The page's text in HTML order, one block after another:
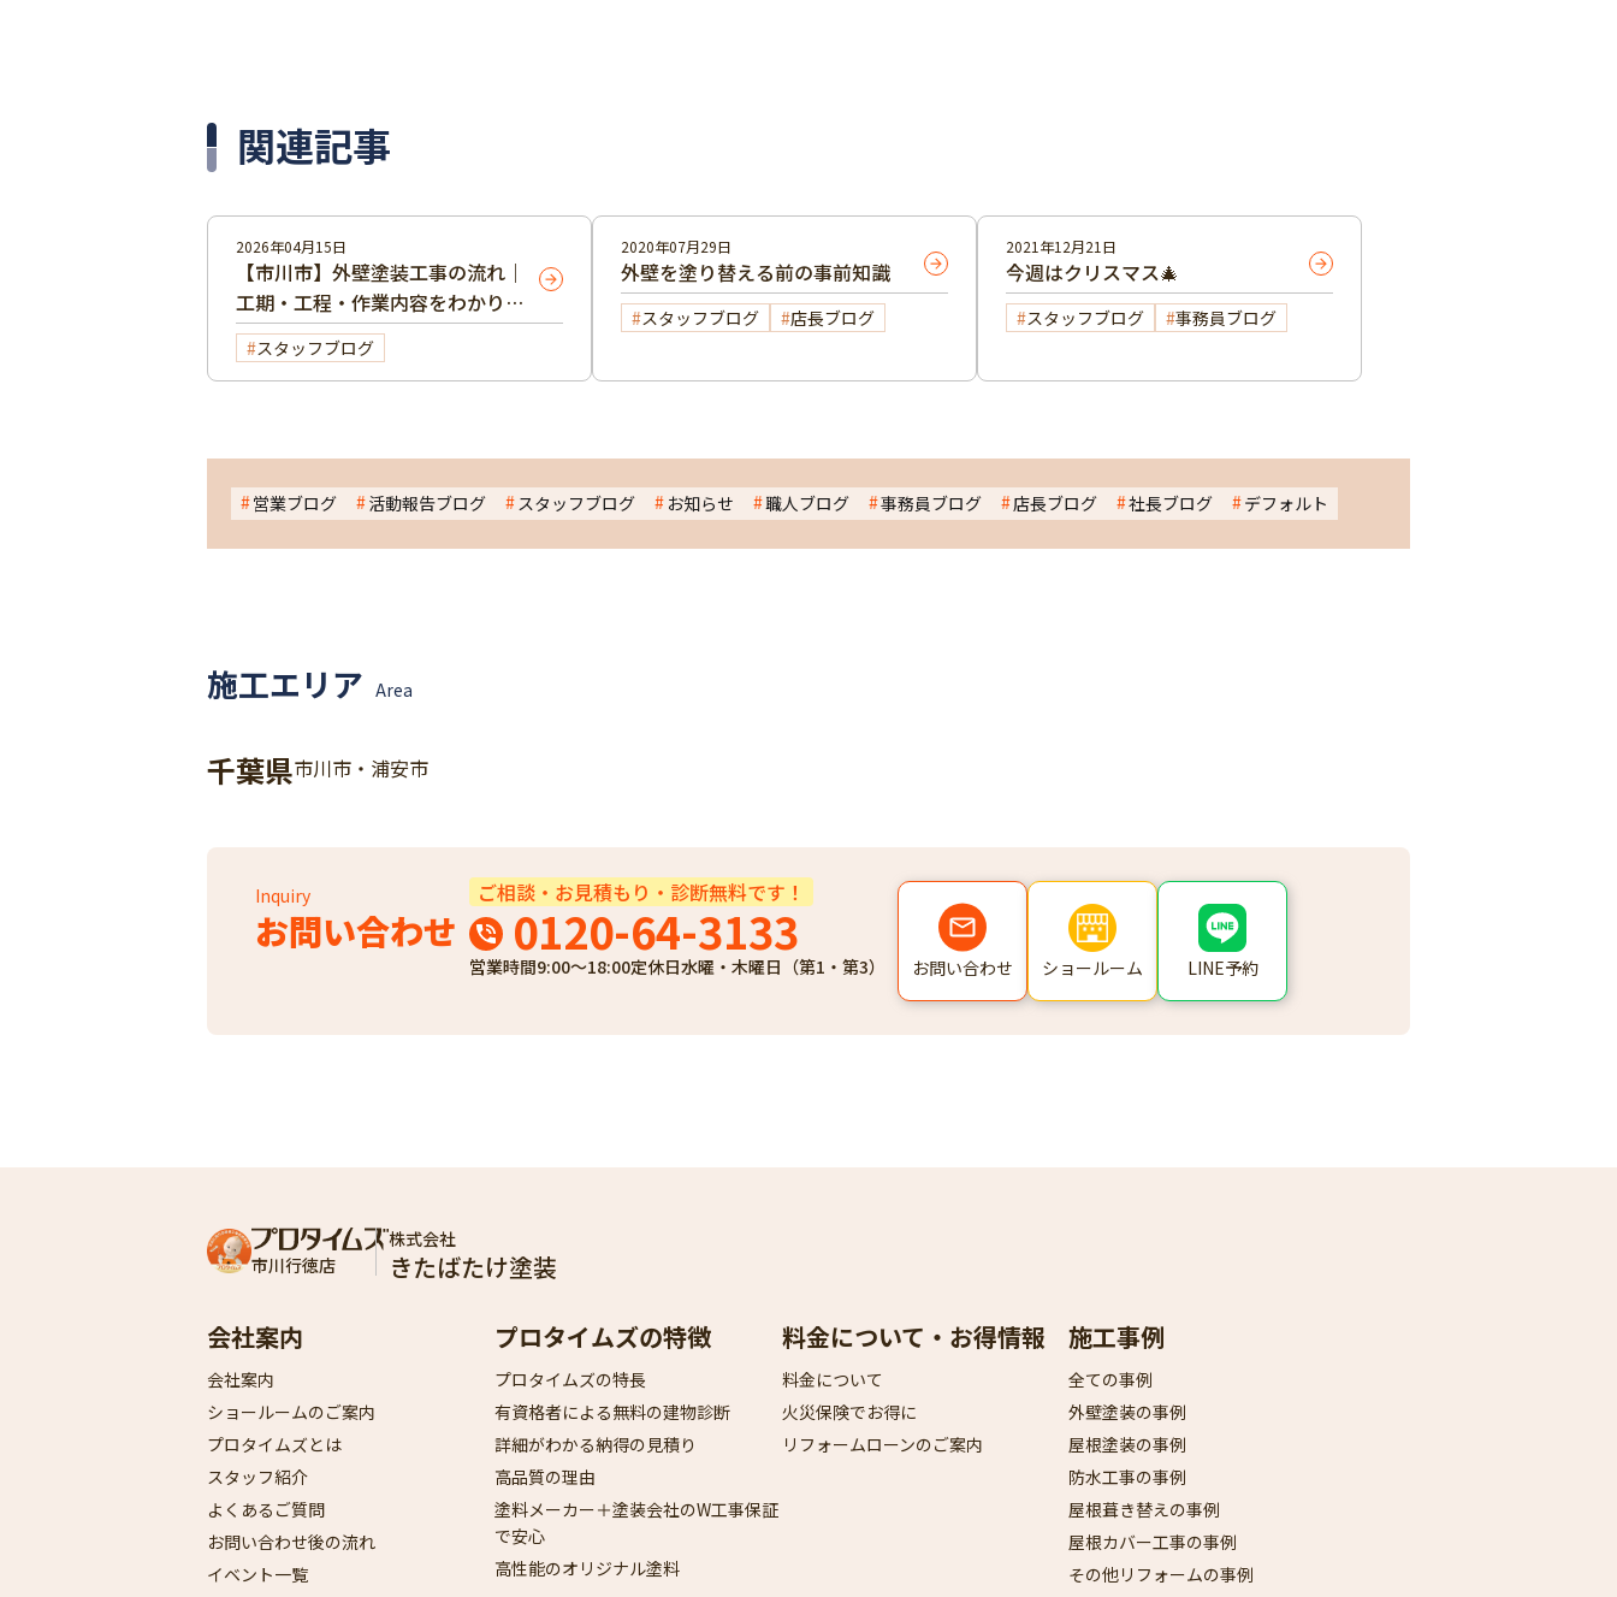
関連記事
2026年04月15日
【市川市】外壁塗装工事の流れ｜
工期・工程・作業内容をわかりや
すく解説
スタッフブログ
2020年07月29日
外壁を塗り替える前の事前知識
スタッフブログ 店長ブログ
2021年12月21日
今週はクリスマス🎄
スタッフブログ 事務員ブログ
営業ブログ 活動報告ブログ スタッフブログ お知らせ 職人ブログ 事務員ブログ 店長ブログ 社長ブログ デフォルト
施工エリア Area
千葉県市川市・浦安市
お問い合わせ
Inquiry ご相談・お見積もり・診断無料です！
0120-64-3133
営業時間9:00～18:00定休日水曜・木曜日（第1・第3） お問い合わせ ショールーム LINE予約
市川行徳店
株式会社
きたばたけ塗装
会社案内
会社案内
ショールームのご案内
プロタイムズとは
スタッフ紹介
よくあるご質問
お問い合わせ後の流れ
イベント一覧
プロタイムズの特徴
プロタイムズの特長
有資格者による無料の建物診断
詳細がわかる納得の見積り
高品質の理由
塗料メーカー＋塗装会社のW工事保証
で安心
高性能のオリジナル塗料
料金について・お得情報
料金について
火災保険でお得に
リフォームローンのご案内
施工事例
全ての事例
外壁塗装の事例
屋根塗装の事例
防水工事の事例
屋根葺き替えの事例
屋根カバー工事の事例
その他リフォームの事例